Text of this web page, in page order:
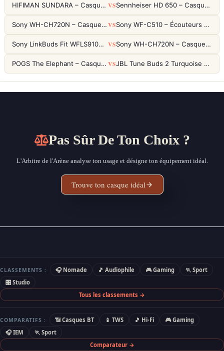
HIFIMAN SUNDARA – Casque Planar Magnetic Ouvert Over-Ear Audiophile VS Sennheiser HD 650 – Casque audiophile ouvert pour l'écoute analytique
Sony WH-CH720N – Casque ANC 35h, Ultra-léger (192g) avec Processeur V1 VS Sony WF-C510 – Écouteurs True Wireless compacts, autonomie 22h et multipoint
Sony LinkBuds Fit WFLS910NW Blanc – Écouteurs Sport Ailes ANC VS Sony WH-CH720N – Casque ANC 35h, Ultra-léger (192g) avec Processeur V1
POGS The Elephant – Casque Filaire Enfants 85dB POGS-Safe™ (Éco-Responsable) VS JBL Tune Buds 2 Turquoise – Écouteurs True Wireless avec ANC et autonomie 48h
Pas Sûr De Ton Choix ?
L'Arbitre de l'Arène analyse ton usage et désigne ton équipement idéal.
Trouve ton casque idéal
CLASSEMENTS : 🎧 Nomade 🎵 Audiophile 🎮 Gaming
🏃 Sport
🎛 Studio
Tous les classements →
COMPARATIFS : 📶 Casques BT 📱 TWS 🎵 Hi-Fi
🎮 Gaming
🎧 IEM
🏃 Sport
Comparateur →